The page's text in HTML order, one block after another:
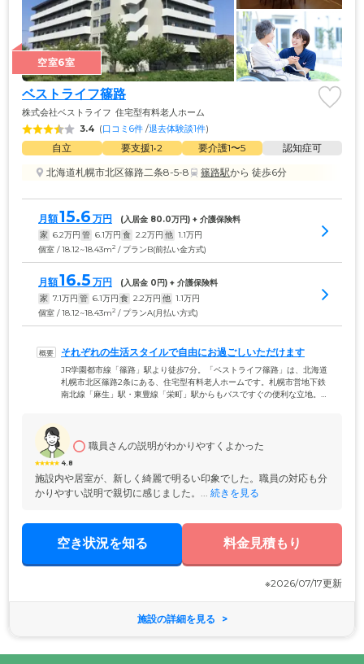
空室6室
ベストライフ篠路
株式会社ベストライフ 住宅型有料老人ホーム
3.4 (口コミ6件 /退去体験談1件)
自立 要支援1•2 要介護1〜5
認知症可
北海道札幌市北区篠路二条8-5-8
篠路駅から 徒歩6分
月額15.6 万円 (入居金 80.0万円) + 介護保険料
家 6.2万円 管 6.1万円 食 2.2万円 他 1.1万円
個室 / 18.12~18.43m2 / プランB(前払い金方式)
月額16.5 万円 (入居金 0円) + 介護保険料
家 7.1万円 管 6.1万円 食 2.2万円 他 1.1万円
個室 / 18.12~18.43m2 / プランA(月払い方式)
それぞれの生活スタイルで自由にお過ごしいただけます
JR学園都市線「篠路」駅より徒歩7分。「ベストライフ篠路」は、北海道
札幌市北区篠路2条にある、住宅型有料老人ホームです。札幌市営地下鉄
南北線「麻生」駅・東豊線「栄町」駅からもバスですぐの便利な立地。
かの方の目を気にすることなく好きな時間にお昼寝をしたり、ご家族様
と電話で話したりと、ご自宅と同じように自由にお過ごしください。
4.8
職員さんの説明がわかりやすくよかった
施設内や居室が、新しく綺麗で明るい印象でした。職員の対応も分
かりやすい説明で親切に感じました。... 続きを見る
空き状況を知る 料金見積もり
※2026/07/17更新
施設の詳細を見る